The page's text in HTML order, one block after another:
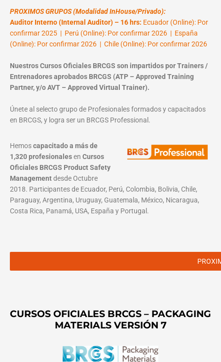
PROXIMOS GRUPOS (Modalidad InHouse/Privado):
Auditor Interno (Internal Auditor) – 16 hrs: Ecuador (Online): Por
confirmar 2025 | Perú (Online): Por confirmar 2026 | España
(Online): Por confirmar 2026 | Chile (Online): Por confirmar 2026
Nuestros Cursos Oficiales BRCGS son impartidos por Trainers /
Entrenadores aprobados BRCGS (ATP – Approved Training
Partner, y/o AVT – Approved Virtual Trainer).
Únete al selecto grupo de Profesionales formados y capacitados
en BRCGS, y logra ser un BRCGS Professional.
Hemoscapacitado a más de
1,320 profesionalesen Cursos
Oficiales BRCGS Product Safety
Managementdesde Octubre
2018. Participantes de Ecuador, Perú, Colombia, Bolivia, Chile,
Paraguay, Argentina, Uruguay, Guatemala, México, Nicaragua,
Costa Rica, Panamá, USA, España y Portugal.
CURSOS OFICIALES BRCGS – PACKAGING
MATERIALS VERSIÓN 7